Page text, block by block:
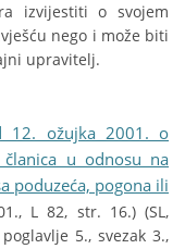
izvijestiti o svojem
nego i može biti
upravitelj.
12. ožujka 2001. o
članica u odnosu na
poduzeća, pogona ili
L 82, str. 16.) (SL,
5., svezak 3.,